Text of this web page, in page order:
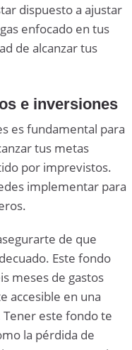
dispuesto a ajustar
enfocado en tus
de alcanzar tus
e inversiones
es fundamental para
tus metas
por imprevistos.
implementar para
de que
Este fondo
meses de gastos
accesible en una
este fondo te
la pérdida de